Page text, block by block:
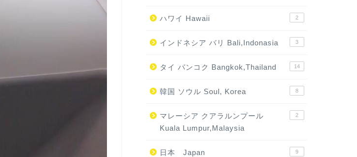
ハワイ Hawaii 2
インドネシア バリ Bali,Indonasia 3
タイ バンコク Bangkok,Thailand 14
韓国 ソウル Soul, Korea 8
マレーシア クアラルンプール
Kuala Lumpur,Malaysia
2
日本 Japan 9